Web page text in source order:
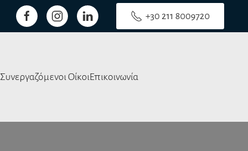
+30 211 8009720
Συνεργαζόμενοι ΟίκοιΕπικοινωνία